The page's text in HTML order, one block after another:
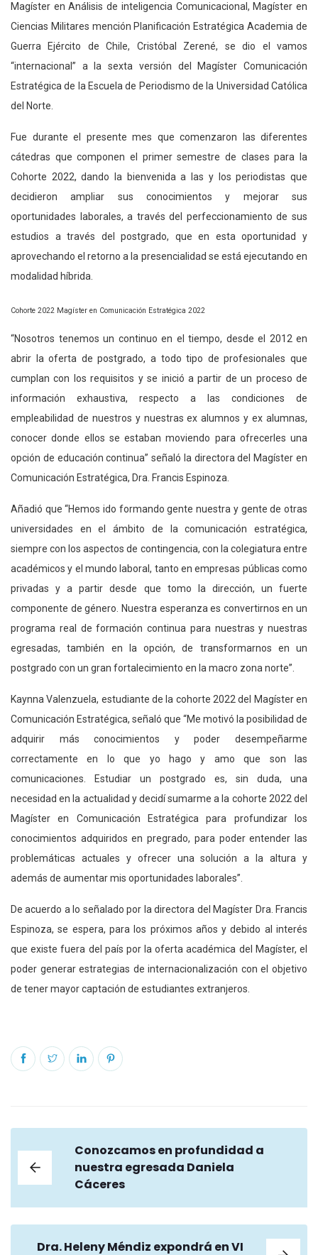
Magíster en Análisis de inteligencia Comunicacional, Magíster en
Ciencias Militares mención Planificación Estratégica Academia de
Guerra Ejército de Chile, Cristóbal Zerené, se dio el vamos
“internacional” a la sexta versión del Magíster Comunicación
Estratégica de la Escuela de Periodismo de la Universidad Católica
del Norte.
Fue durante el presente mes que comenzaron las diferentes
cátedras que componen el primer semestre de clases para la
Cohorte 2022, dando la bienvenida a las y los periodistas que
decidieron ampliar sus conocimientos y mejorar sus
oportunidades laborales, a través del perfeccionamiento de sus
estudios a través del postgrado, que en esta oportunidad y
aprovechando el retorno a la presencialidad se está ejecutando en
modalidad híbrida.
Cohorte 2022 Magíster en Comunicación Estratégica 2022
“Nosotros tenemos un continuo en el tiempo, desde el 2012 en
abrir la oferta de postgrado, a todo tipo de profesionales que
cumplan con los requisitos y se inició a partir de un proceso de
información exhaustiva, respecto a las condiciones de
empleabilidad de nuestros y nuestras ex alumnos y ex alumnas,
conocer donde ellos se estaban moviendo para ofrecerles una
opción de educación continua” señaló la directora del Magíster en
Comunicación Estratégica, Dra. Francis Espinoza.
Añadió que “Hemos ido formando gente nuestra y gente de otras
universidades en el ámbito de la comunicación estratégica,
siempre con los aspectos de contingencia, con la colegiatura entre
académicos y el mundo laboral, tanto en empresas públicas como
privadas y a partir desde que tomo la dirección, un fuerte
componente de género. Nuestra esperanza es convertirnos en un
programa real de formación continua para nuestras y nuestras
egresadas, también en la opción, de transformarnos en un
postgrado con un gran fortalecimiento en la macro zona norte”.
Kaynna Valenzuela, estudiante de la cohorte 2022 del Magíster en
Comunicación Estratégica, señaló que “Me motivó la posibilidad de
adquirir más conocimientos y poder desempeñarme
correctamente en lo que yo hago y amo que son las
comunicaciones. Estudiar un postgrado es, sin duda, una
necesidad en la actualidad y decidí sumarme a la cohorte 2022 del
Magíster en Comunicación Estratégica para profundizar los
conocimientos adquiridos en pregrado, para poder entender las
problemáticas actuales y ofrecer una solución a la altura y
además de aumentar mis oportunidades laborales”.
De acuerdo a lo señalado por la directora del Magíster Dra. Francis
Espinoza, se espera, para los próximos años y debido al interés
que existe fuera del país por la oferta académica del Magíster, el
poder generar estrategias de internacionalización con el objetivo
de tener mayor captación de estudiantes extranjeros.
Conozcamos en profundidad a
nuestra egresada Daniela
Cáceres
Dra. Heleny Méndiz expondrá en VI